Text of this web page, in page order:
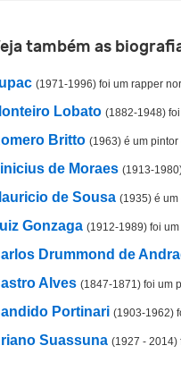
também as
(1971-1996) foi um rapper
Lobato (1882-1948) foi
Britto (1963) é um pintor
de Moraes (1913-
de Sousa (1935) é um
Gonzaga (1912-1989) foi um
Drummond de
Alves (1847-1871) foi um
Portinari (1903-1962)
Suassuna (1927 - 2014)